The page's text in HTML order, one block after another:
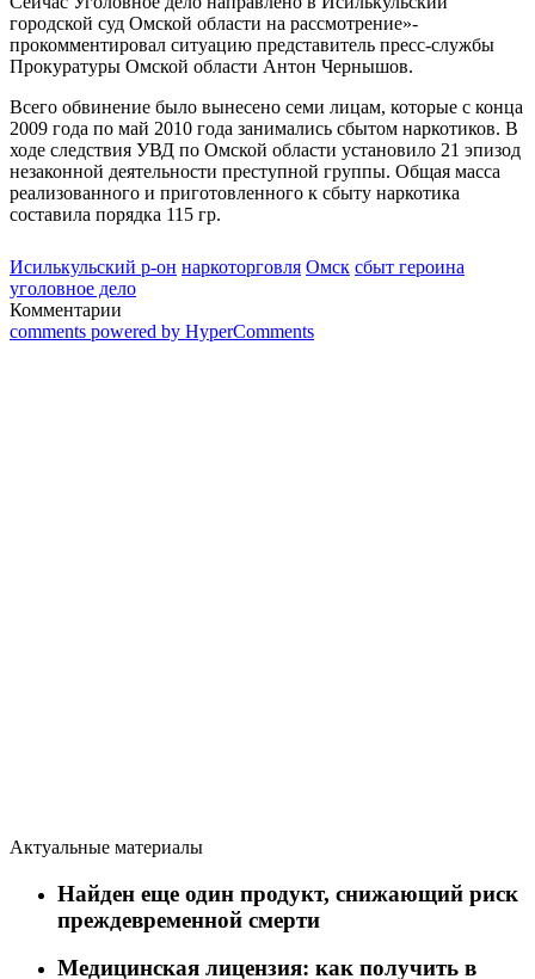
городской суд Омской области на рассмотрение»-
прокомментировал ситуацию представитель пресс-службы
Прокуратуры Омской области Антон Чернышов.
Всего обвинение было вынесено семи лицам, которые с конца
2009 года по май 2010 года занимались сбытом наркотиков. В
ходе следствия УВД по Омской области установило 21 эпизод
незаконной деятельности преступной группы. Общая масса
реализованного и приготовленного к сбыту наркотика
составила порядка 115 гр.
Исилькульский р-он наркоторговля Омск сбыт героина
уголовное дело
Комментарии
comments powered by HyperComments
Актуальные материалы
Найден еще один продукт, снижающий риск
преждевременной смерти
Медицинская лицензия: как получить в